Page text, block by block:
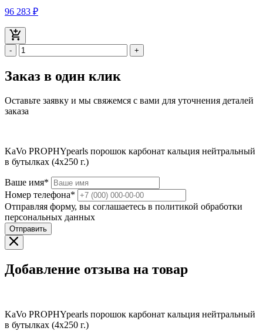
96 283 ₽
- +
Заказ в один клик
Оставьте заявку и мы свяжемся с вами для уточнения деталей
заказа
KaVo PROPHYpearls порошок карбонат кальция нейтральный
в бутылках (4x250 г.)
Ваше имя*
Номер телефона*
Отправляя форму, вы соглашаетесь в политикой обработки
персональных данных
Отправить
Добавление отзыва на товар
KaVo PROPHYpearls порошок карбонат кальция нейтральный
в бутылках (4x250 г.)